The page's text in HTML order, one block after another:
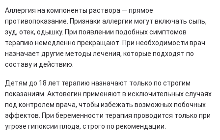
Аллергия на компоненты раствора — прямое
противопоказание. Признаки аллергии могут включать сыпь,
зуд, отек, одышку. При появлении подобных симптомов
терапию немедленно прекращают. При необходимости врач
назначает другие методы лечения, которые подходят по
составу и действию.
Детям до 18 лет терапию назначают только по строгим
показаниям. Актовегин применяют в исключительных случаях
под контролем врача, чтобы избежать возможных побочных
эффектов. При беременности терапия проводится только при
угрозе гипоксии плода, строго по рекомендации.